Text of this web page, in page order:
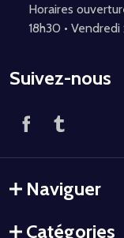
Horaires ouverture du
18h30 •
Suivez-nous
Naviguer
Catégories